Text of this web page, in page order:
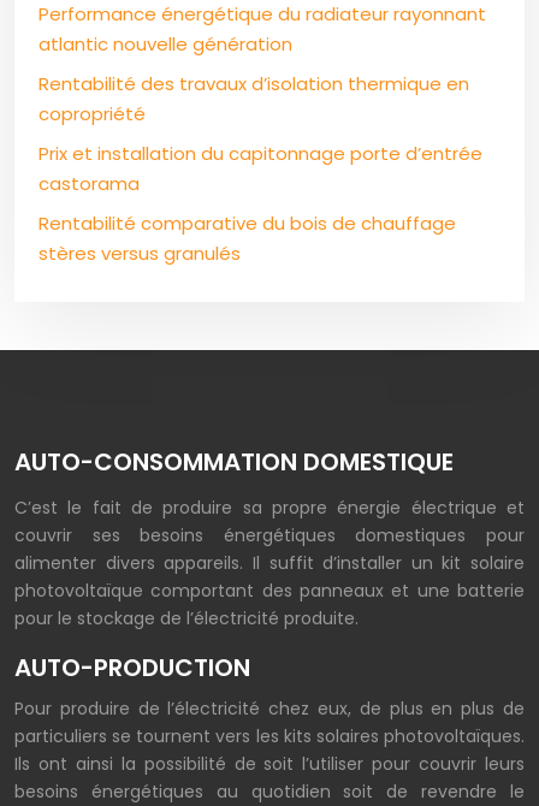
Performance énergétique du radiateur rayonnant
atlantic nouvelle génération
Rentabilité des travaux d’isolation thermique en
copropriété
Prix et installation du capitonnage porte d’entrée
castorama
Rentabilité comparative du bois de chauffage
stères versus granulés
AUTO-CONSOMMATION DOMESTIQUE
C’est le fait de produire sa propre énergie électrique et
couvrir ses besoins énergétiques domestiques pour
alimenter divers appareils. Il suffit d’installer un kit solaire
photovoltaïque comportant des panneaux et une batterie
pour le stockage de l’électricité produite.
AUTO-PRODUCTION
Pour produire de l’électricité chez eux, de plus en plus de
particuliers se tournent vers les kits solaires photovoltaïques.
Ils ont ainsi la possibilité de soit l’utiliser pour couvrir leurs
besoins énergétiques au quotidien soit de revendre le